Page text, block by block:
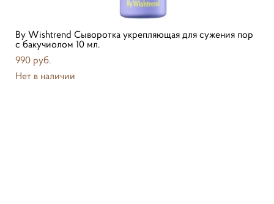
By Wishtrend Сыворотка укрепляющая для сужения пор
с бакучиолом 10 мл.
990 pуб.
Нет в наличии